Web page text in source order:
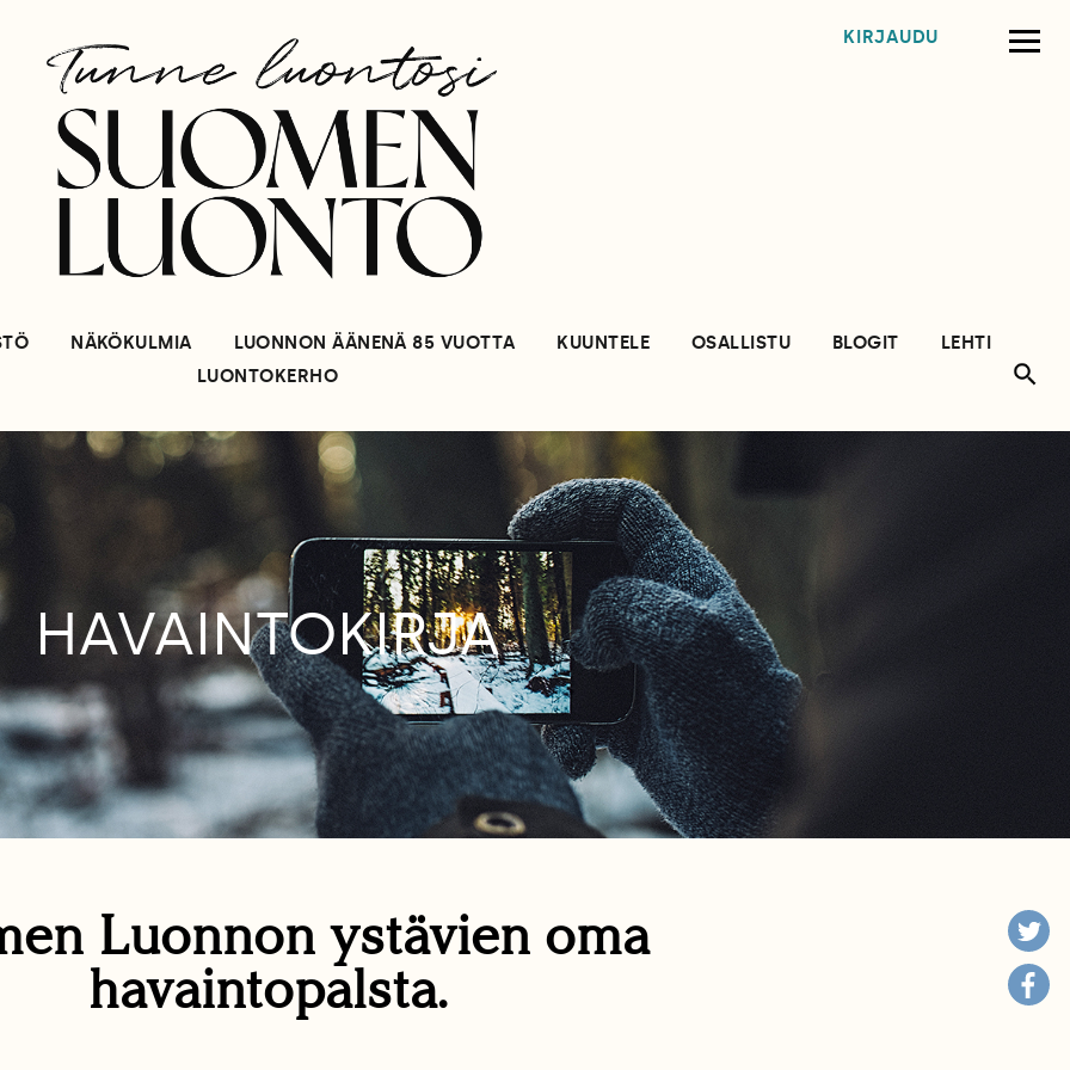
KIRJAUDU
NÄKÖKULMIA LUONNON ÄÄNENÄ 85 VUOTTA KUUNTELE OSALLISTU BLOGIT
LEHTI
LUONTOKERHO
HAVAINTOKIRJA
Luonnon ystävien oma
havaintopalsta.